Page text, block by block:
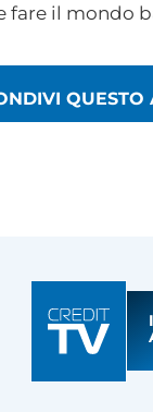
fare il mondo
QUESTO